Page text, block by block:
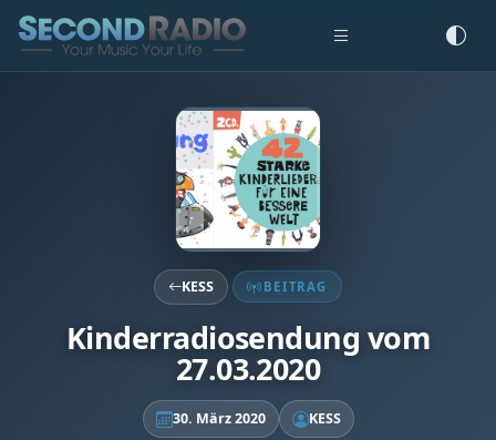
KESS BEITRAG
Kinderradiosendung vom
27.03.2020
30. März 2020 KESS